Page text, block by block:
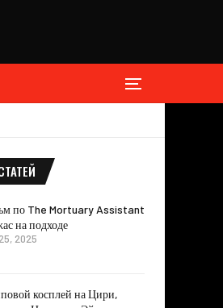
по The Mortuary Assistant
на подходе
2025
косплей на Цири,